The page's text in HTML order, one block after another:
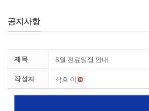
공지사항
제목 8월 진료일정 안내
작성자 학호 이